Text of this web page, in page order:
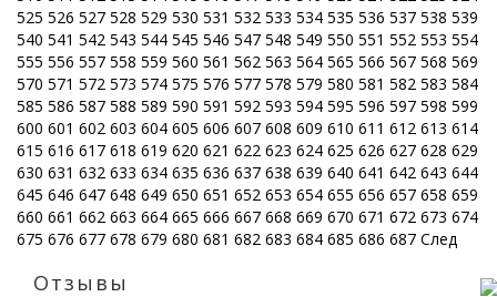
525 526 527 528 529 530 531 532 533 534 535 536 537 538 539
540 541 542 543 544 545 546 547 548 549 550 551 552 553 554
555 556 557 558 559 560 561 562 563 564 565 566 567 568 569
570 571 572 573 574 575 576 577 578 579 580 581 582 583 584
585 586 587 588 589 590 591 592 593 594 595 596 597 598 599
600 601 602 603 604 605 606 607 608 609 610 611 612 613 614
615 616 617 618 619 620 621 622 623 624 625 626 627 628 629
630 631 632 633 634 635 636 637 638 639 640 641 642 643 644
645 646 647 648 649 650 651 652 653 654 655 656 657 658 659
660 661 662 663 664 665 666 667 668 669 670 671 672 673 674
675 676 677 678 679 680 681 682 683 684 685 686 687 След
Отзывы